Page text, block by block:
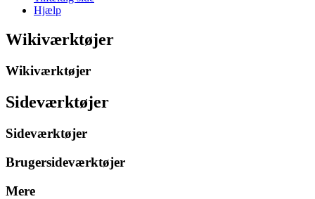
Hjælp
Wikiværktøjer
Wikiværktøjer
Sideværktøjer
Sideværktøjer
Brugersideværktøjer
Mere